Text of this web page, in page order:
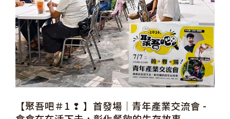
【聚吾吧＃1 ❢ 】首發場｜青年產業交流會 -